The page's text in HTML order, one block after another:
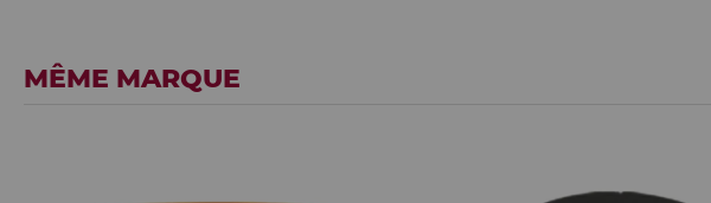
MÊME MARQUE